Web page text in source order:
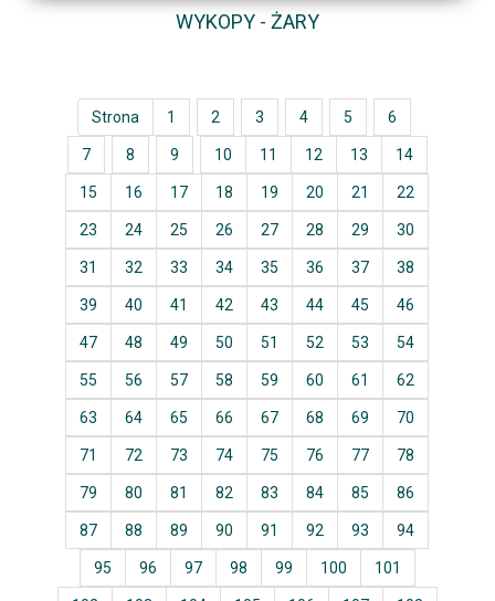
WYKOPY - ŻARY
Strona 1 2 3 4 5 6
7 8 9 10 11 12 13 14
15 16 17 18 19 20 21 22
23 24 25 26 27 28 29 30
31 32 33 34 35 36 37 38
39 40 41 42 43 44 45 46
47 48 49 50 51 52 53 54
55 56 57 58 59 60 61 62
63 64 65 66 67 68 69 70
71 72 73 74 75 76 77 78
79 80 81 82 83 84 85 86
87 88 89 90 91 92 93 94
95 96 97 98 99 100 101